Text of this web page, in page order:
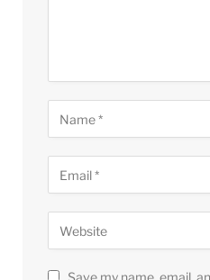
Save my name, email,